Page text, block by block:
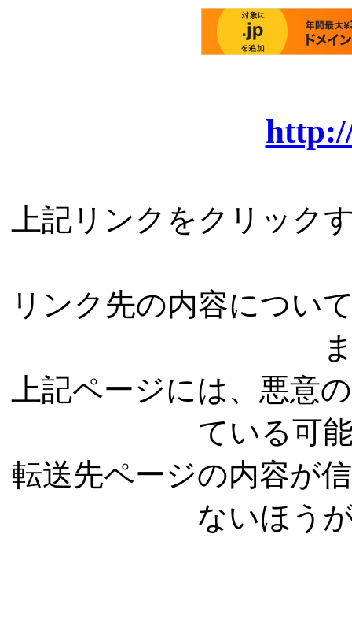
上記リンクをクリック
リンク先の内容につい
上記ページには、悪意
ている可
転送先ページの内容が
ないほう